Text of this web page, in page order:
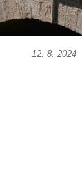
12. 8. 2024